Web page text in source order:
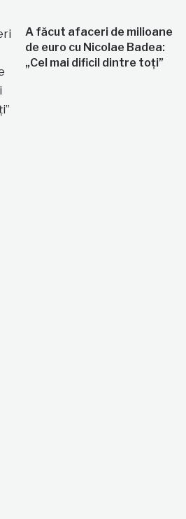
A făcut afaceri de milioane
de euro cu Nicolae Badea:
„Cel mai dificil dintre toți”